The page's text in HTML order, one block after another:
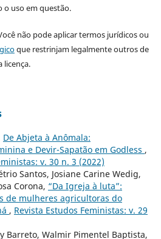
o uso em questão.
não pode aplicar termos jurídicos ou
que restrinjam legalmente outros de
licença.
De Abjeta à Anômala:
e Devir-Sapatão em Godless ,
v. 30 n. 3 (2022)
Santos, Josiane Carine Wedig,
Corona, “Da Igreja à luta”:
de mulheres agricultoras do
, Revista Estudos Feministas: v. 29
Barreto, Walmir Pimentel Baptista,